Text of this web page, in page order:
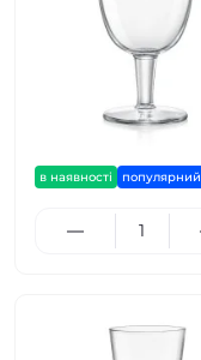
в наявності популярний